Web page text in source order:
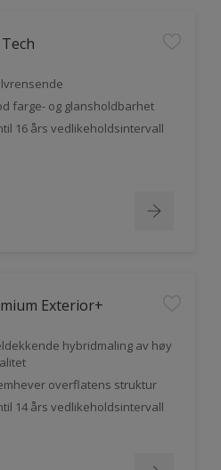
farge- og glansholdbarhet
16 års vedlikeholdsintervall
Exterior+
hybridmaling av høy
overflatens struktur
14 års vedlikeholdsintervall